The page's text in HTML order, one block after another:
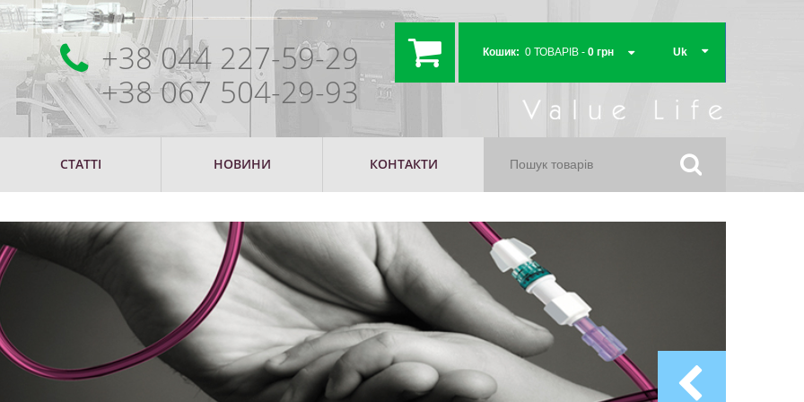
Uk
Кошик: 0 ТОВАРІВ - 0 грн
Кошик порожній
+38 044 227-59-29
+38 067 504-29-93
СТАТТІ НОВИНИ КОНТАКТИ